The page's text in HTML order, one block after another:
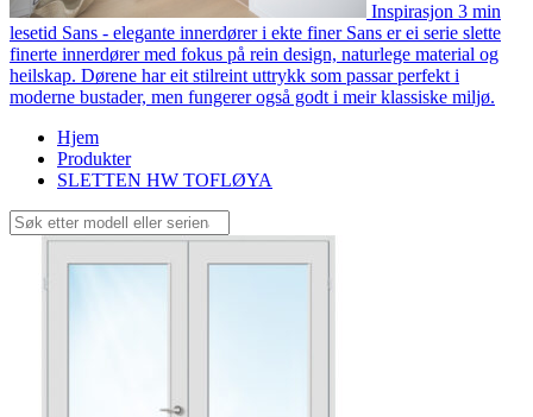
Inspirasjon 3 min
lesetid Sans - elegante innerdører i ekte finer Sans er ei serie slette
finerte innerdører med fokus på rein design, naturlege material og
heilskap. Dørene har eit stilreint uttrykk som passar perfekt i
moderne bustader, men fungerer også godt i meir klassiske miljø.
Hjem
Produkter
SLETTEN HW TOFLØYA